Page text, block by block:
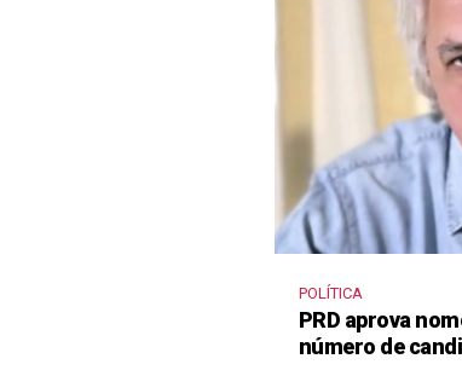
POLÍTICA
PRD aprova
número de